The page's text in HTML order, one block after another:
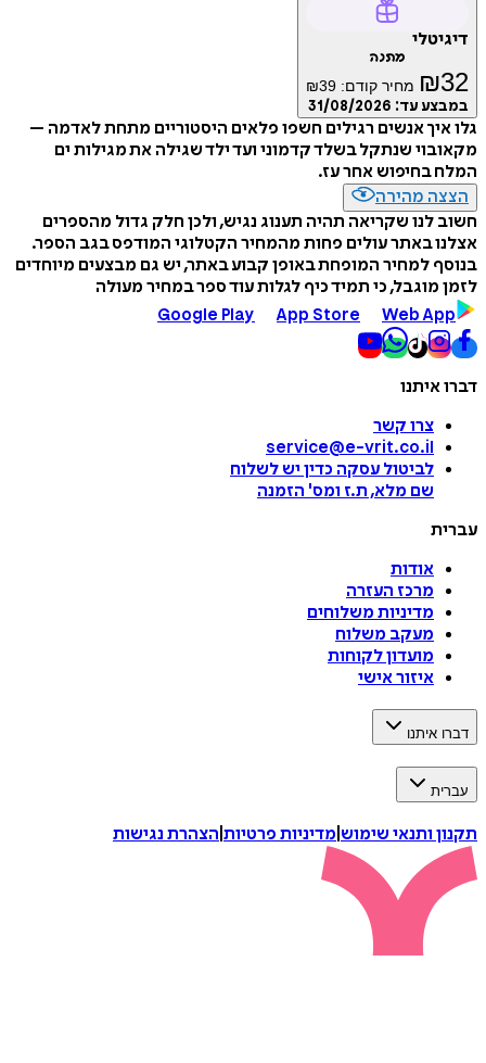
דיגיטלי
מתנה
₪32 מחיר קודם: ₪39
במבצע עד: 31/08/2026
גלו איך אנשים רגילים חשפו פלאים היסטוריים מתחת לאדמה –
מקאובוי שנתקל בשלד קדמוני ועד ילד שגילה את מגילות ים
המלח בחיפוש אחר עז.
הצצה מהירה
חשוב לנו שקריאה תהיה תענוג נגיש, ולכן חלק גדול מהספרים
אצלנו באתר עולים פחות מהמחיר הקטלוגי המודפס בגב הספר.
בנוסף למחיר המופחת באופן קבוע באתר, יש גם מבצעים מיוחדים
לזמן מוגבל, כי תמיד כיף לגלות עוד ספר במחיר מעולה
Google Play
App Store Web App
דברו איתנו
צרו קשר
service@e-vrit.co.il
לביטול עסקה כדין יש לשלוח
שם מלא, ת.ז ומס' הזמנה
עברית
אודות
מרכז העזרה
מדיניות משלוחים
מעקב משלוח
מועדון לקוחות
איזור אישי
דברו איתנו
עברית
תקנון ותנאי שימוש מדיניות פרטיות הצהרת נגישות